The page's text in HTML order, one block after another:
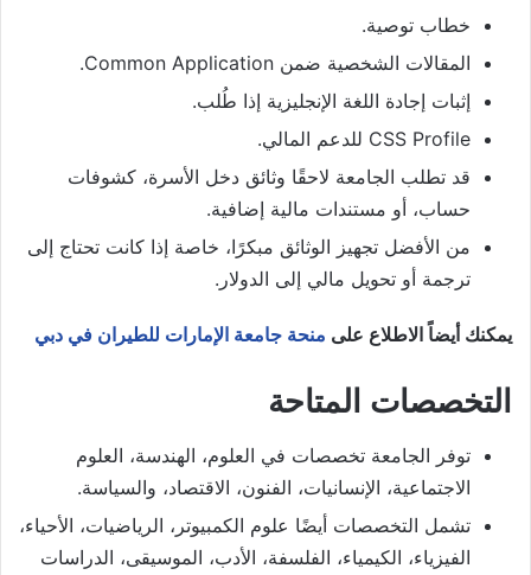
خطاب توصية.
المقالات الشخصية ضمن Common Application.
إثبات إجادة اللغة الإنجليزية إذا طُلب.
CSS Profile للدعم المالي.
قد تطلب الجامعة لاحقًا وثائق دخل الأسرة، كشوفات
حساب، أو مستندات مالية إضافية.
من الأفضل تجهيز الوثائق مبكرًا، خاصة إذا كانت تحتاج إلى
ترجمة أو تحويل مالي إلى الدولار.
يمكنك أيضاً الاطلاع على منحة جامعة الإمارات للطيران في دبي
التخصصات المتاحة
توفر الجامعة تخصصات في العلوم، الهندسة، العلوم
الاجتماعية، الإنسانيات، الفنون، الاقتصاد، والسياسة.
تشمل التخصصات أيضًا علوم الكمبيوتر، الرياضيات، الأحياء،
الفيزياء، الكيمياء، الفلسفة، الأدب، الموسيقى، الدراسات